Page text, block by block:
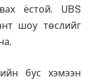
ёстой. UBS
шоу төслийг
бус хэмээн